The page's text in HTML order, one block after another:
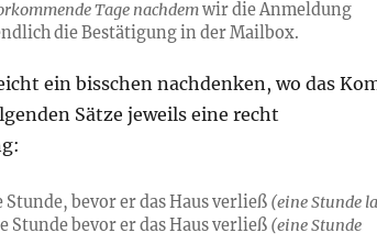
Tage nachdemwir die Anmeldung
die Bestätigung in der Mailbox.
ein bisschen nachdenken, wo das
Sätze jeweils eine recht
bevor er das Haus verließ (eine Stunde
Stunde bevor er das Haus verließ (eine Stunde